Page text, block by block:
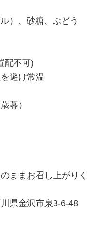
）、砂糖、ぶどう
配不可)
避け常温
暮）
ままお召し上がりく
県金沢市泉3-6-48